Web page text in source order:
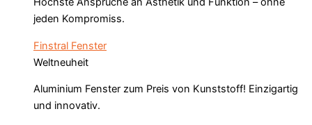
jeden Kompromiss.
Finstral Fenster
Weltneuheit
Aluminium Fenster zum Preis von Kunststoff! Einzigartig
und innovativ.